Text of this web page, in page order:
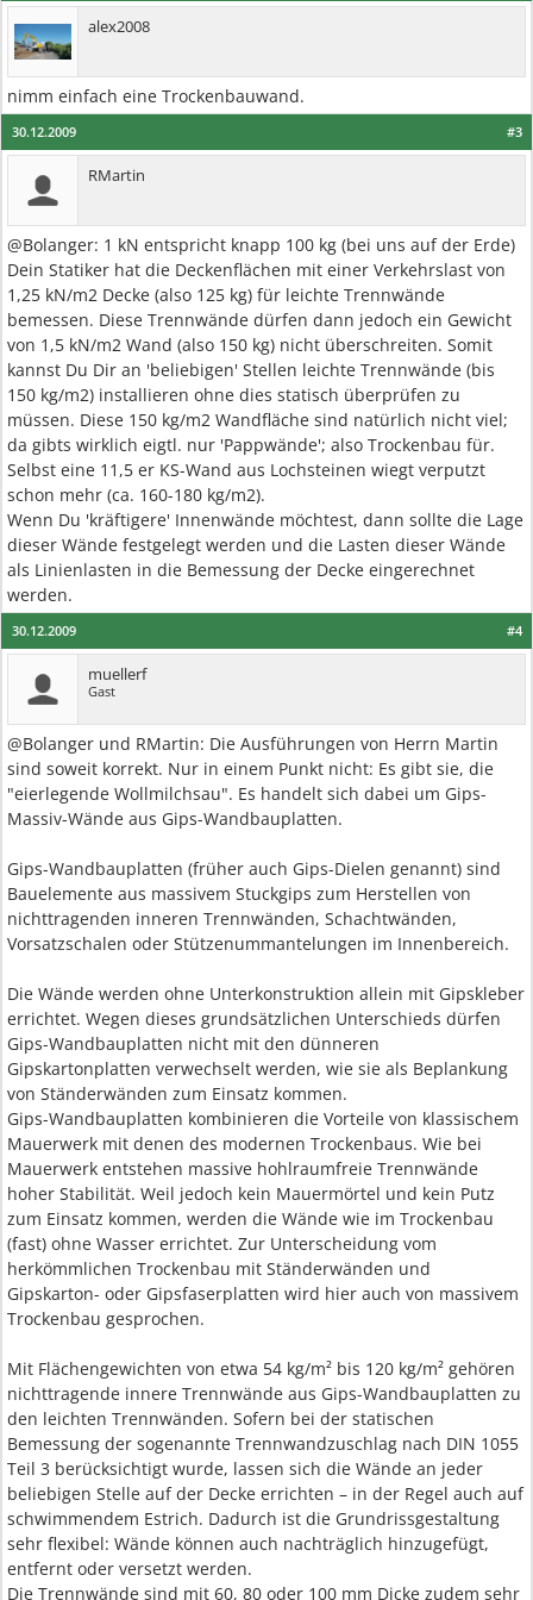
alex2008
nimm einfach eine Trockenbauwand.
#3
30.12.2009
RMartin
@Bolanger: 1 kN entspricht knapp 100 kg (bei uns auf der Erde)
Dein Statiker hat die Deckenflächen mit einer Verkehrslast von
1,25 kN/m2 Decke (also 125 kg) für leichte Trennwände
bemessen. Diese Trennwände dürfen dann jedoch ein Gewicht
von 1,5 kN/m2 Wand (also 150 kg) nicht überschreiten. Somit
kannst Du Dir an 'beliebigen' Stellen leichte Trennwände (bis
150 kg/m2) installieren ohne dies statisch überprüfen zu
müssen. Diese 150 kg/m2 Wandfläche sind natürlich nicht viel;
da gibts wirklich eigtl. nur 'Pappwände'; also Trockenbau für.
Selbst eine 11,5 er KS-Wand aus Lochsteinen wiegt verputzt
schon mehr (ca. 160-180 kg/m2).
Wenn Du 'kräftigere' Innenwände möchtest, dann sollte die Lage
dieser Wände festgelegt werden und die Lasten dieser Wände
als Linienlasten in die Bemessung der Decke eingerechnet
werden.
#4
30.12.2009
muellerf
Gast
@Bolanger und RMartin: Die Ausführungen von Herrn Martin
sind soweit korrekt. Nur in einem Punkt nicht: Es gibt sie, die
"eierlegende Wollmilchsau". Es handelt sich dabei um Gips-
Massiv-Wände aus Gips-Wandbauplatten.
Gips-Wandbauplatten (früher auch Gips-Dielen genannt) sind
Bauelemente aus massivem Stuckgips zum Herstellen von
nichttragenden inneren Trennwänden, Schachtwänden,
Vorsatzschalen oder Stützenummantelungen im Innenbereich.
Die Wände werden ohne Unterkonstruktion allein mit Gipskleber
errichtet. Wegen dieses grundsätzlichen Unterschieds dürfen
Gips-Wandbauplatten nicht mit den dünneren
Gipskartonplatten verwechselt werden, wie sie als Beplankung
von Ständerwänden zum Einsatz kommen.
Gips-Wandbauplatten kombinieren die Vorteile von klassischem
Mauerwerk mit denen des modernen Trockenbaus. Wie bei
Mauerwerk entstehen massive hohlraumfreie Trennwände
hoher Stabilität. Weil jedoch kein Mauermörtel und kein Putz
zum Einsatz kommen, werden die Wände wie im Trockenbau
(fast) ohne Wasser errichtet. Zur Unterscheidung vom
herkömmlichen Trockenbau mit Ständerwänden und
Gipskarton- oder Gipsfaserplatten wird hier auch von massivem
Trockenbau gesprochen.
Mit Flächengewichten von etwa 54 kg/m² bis 120 kg/m² gehören
nichttragende innere Trennwände aus Gips-Wandbauplatten zu
den leichten Trennwänden. Sofern bei der statischen
Bemessung der sogenannte Trennwandzuschlag nach DIN 1055
Teil 3 berücksichtigt wurde, lassen sich die Wände an jeder
beliebigen Stelle auf der Decke errichten – in der Regel auch auf
schwimmendem Estrich. Dadurch ist die Grundrissgestaltung
sehr flexibel: Wände können auch nachträglich hinzugefügt,
entfernt oder versetzt werden.
Die Trennwände sind mit 60, 80 oder 100 mm Dicke zudem sehr